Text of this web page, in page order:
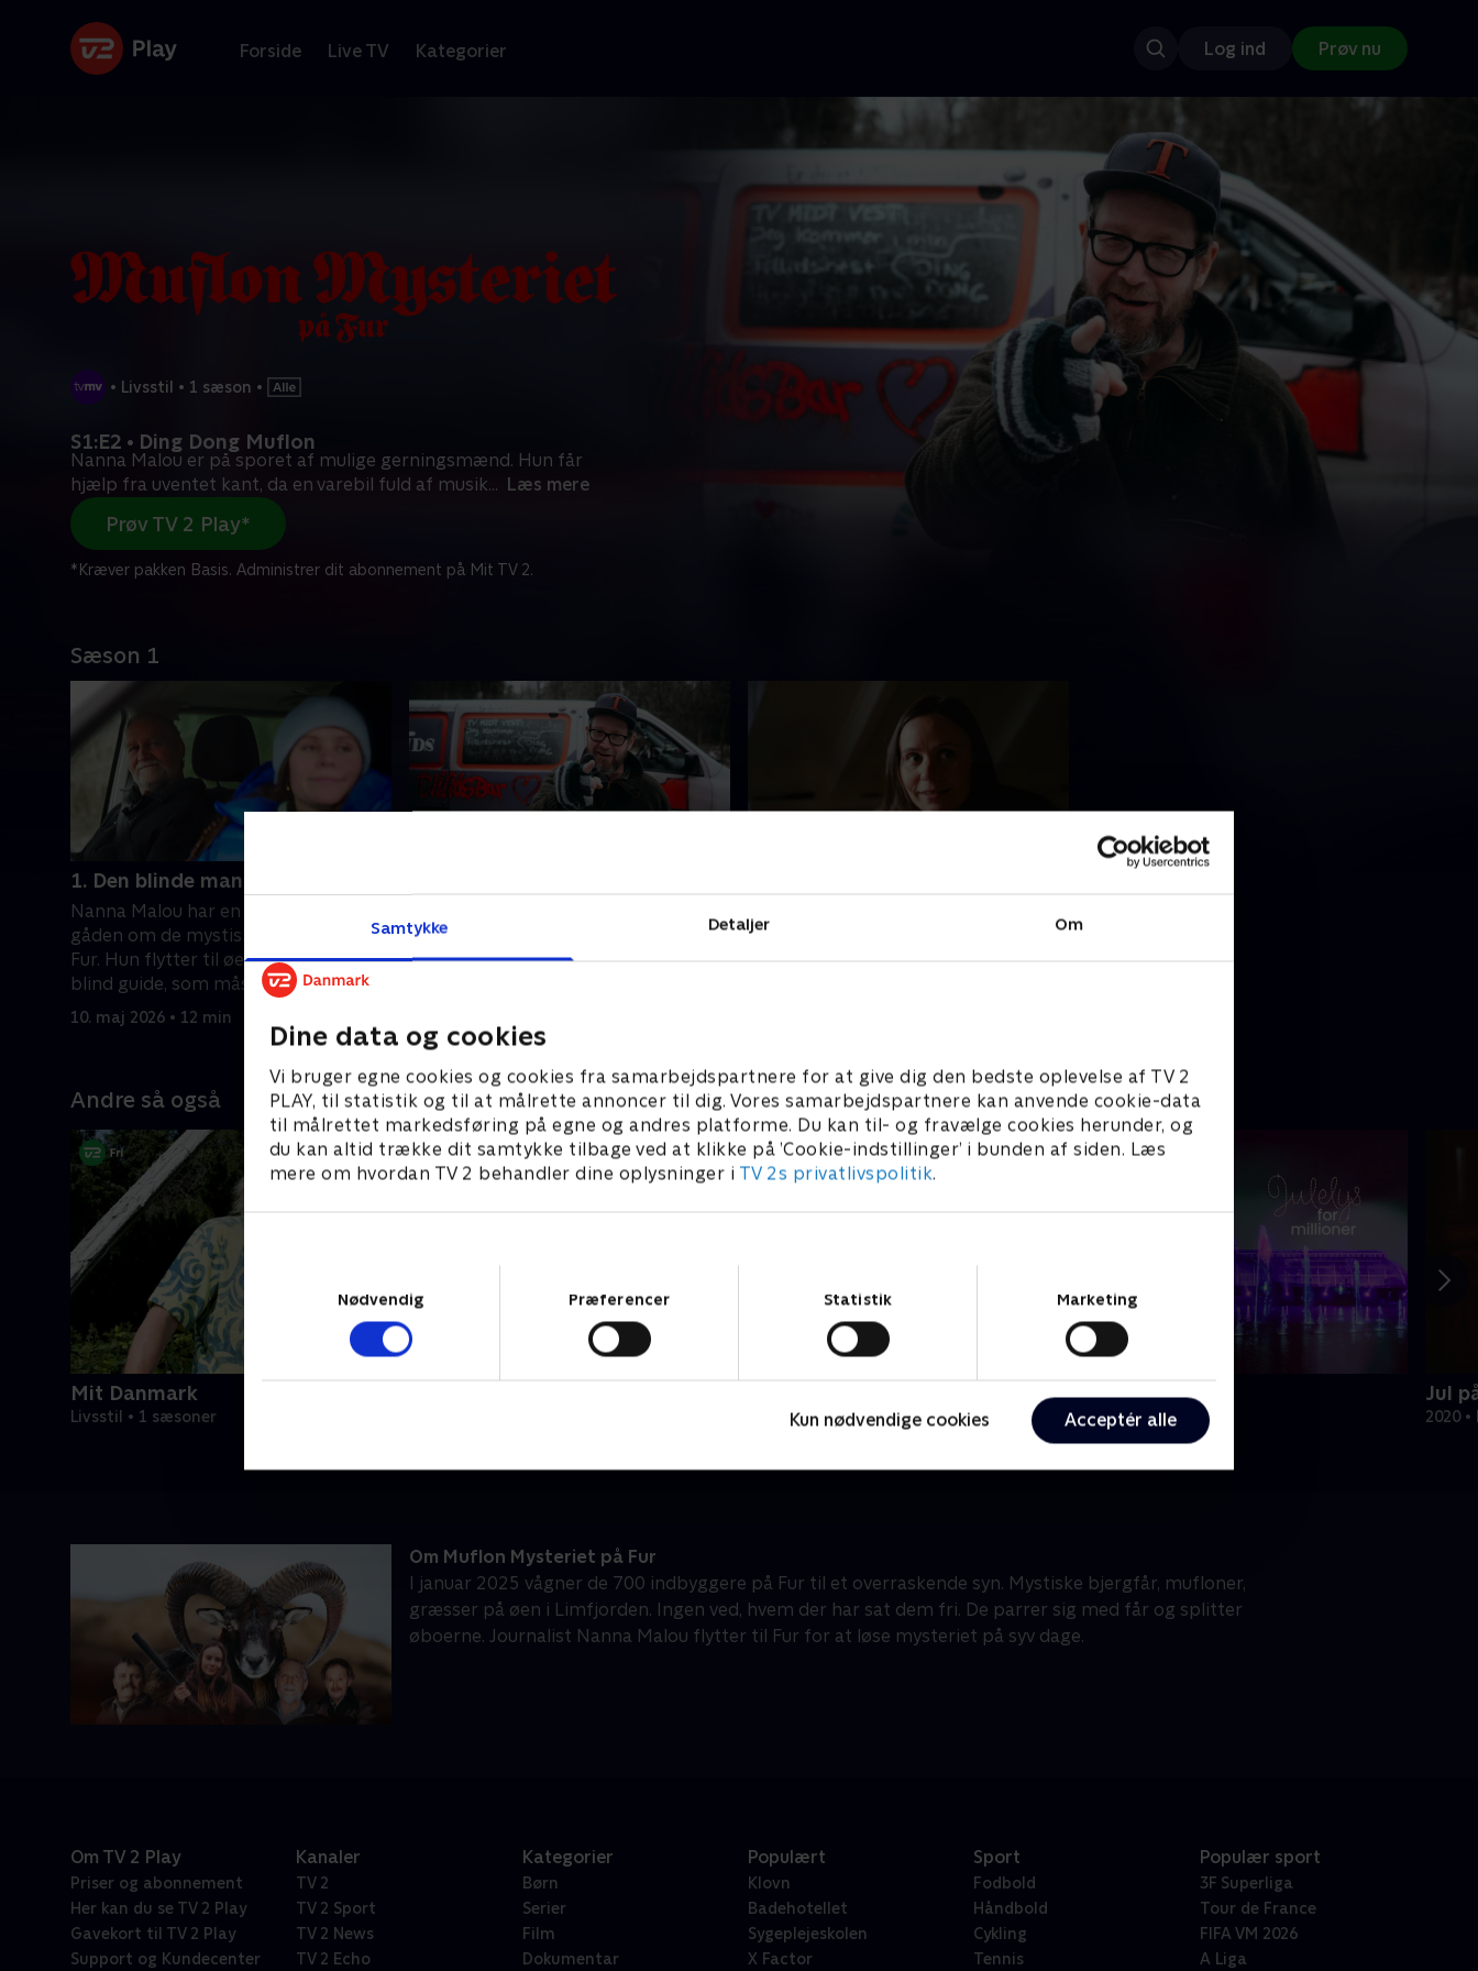
Samtykke Detaljer Om
Dine data og cookies
Vi bruger egne cookies og cookies fra samarbejdspartnere for at give dig den bedste oplevelse af TV 2
PLAY, til statistik og til at målrette annoncer til dig. Vores samarbejdspartnere kan anvende cookie-data
til målrettet markedsføring på egne og andres platforme. Du kan til- og fravælge cookies herunder, og
du kan altid trække dit samtykke tilbage ved at klikke på ’Cookie-indstillinger’ i bunden af siden. Læs
mere om hvordan TV 2 behandler dine oplysninger i TV 2s privatlivspolitik.
Nødvendig
Præferencer Statistik Marketing
Kun nødvendige cookies Acceptér alle
Forside Live TV Kategorier Log ind Prøv nu
• Livsstil • 1 sæson •
S1:E2 • Ding Dong Muflon
Nanna Malou er på sporet af mulige gerningsmænd. Hun får
hjælp fra uventet kant, da en varebil fuld af musik... Læs mere
Prøv TV 2 Play*
*Kræver pakken Basis. Administrer dit abonnement på Mit TV 2.
Sæson 1
1. Den blinde mand
Nanna Malou har en uge til at løse
gåden om de mystiske bjergfår på
Fur. Hun flytter til øen og møder en
blind guide, som måske kan give syn
for sagen.
10. maj 2026 • 12 min
gerningsmænd. Hun får hjælp fra
uventet kant, da en varebil fuld af
skal løse mysteriet. Heldigvis er der
Andre så også
Mit Danmark
Livsstil • 1 sæsoner
Julelys for millioner
2022 • Livsstil • 46 min
Jul
2020
Om Muflon Mysteriet på Fur
I januar 2025 vågner de 700 indbyggere på Fur til et overraskende syn. Mystiske bjergfår, mufloner,
græsser på øen i Limfjorden. Ingen ved, hvem der har sat dem fri. De parrer sig med får og splitter
øboerne. Journalist Nanna Malou flytter til Fur for at løse mysteriet på syv dage.
Om TV 2 Play
Priser og abonnement
Her kan du se TV 2 Play
Gavekort til TV 2 Play
Support og Kundecenter
Kanaler
TV 2
TV 2 Sport
TV 2 News
TV 2 Echo
Kategorier
Børn
Serier
Film
Dokumentar
Populært
Klovn
Badehotellet
Sygeplejeskolen
X Factor
Sport
Fodbold
Håndbold
Cykling
Tennis
Populær sport
3F Superliga
Tour de France
FIFA VM 2026
A Liga